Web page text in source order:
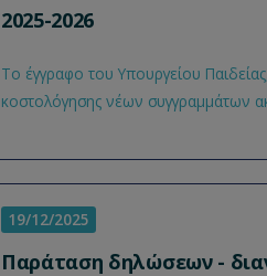
2025-2026
Το έγγραφο του Υπουργείου
κοστολόγησης νέων συγγραμμάτων
19/12/2025
Παράταση δηλώσεων -